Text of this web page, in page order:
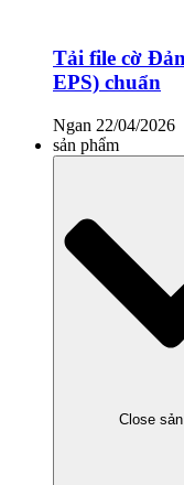
Tải file cờ
EPS) chuẩn
Ngan 22/04/2026
sản phẩm
Close